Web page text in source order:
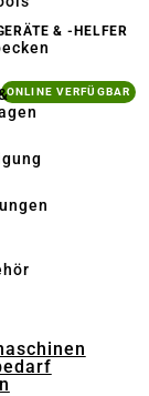
& -HELFER
ONLINE VERFÜGBAR